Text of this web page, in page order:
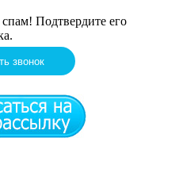
Подтвердите его
звонок